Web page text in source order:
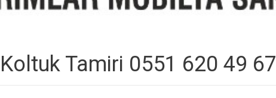
Tamiri 0551 620 49 67